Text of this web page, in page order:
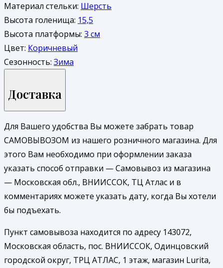
Материал стельки: Шерсть
Высота голенища: 15,5
Высота платформы: 3 см
Цвет: Коричневый
Сезонность: Зима
Доставка
Для Вашего удобства Вы можете забрать товар
САМОВЫВОЗОМ из нашего розничного магазина. Для
этого Вам необходимо при оформлении заказа
указать способ отправки — Самовывоз из магазина
— Московская обл., ВНИИССОК, ТЦ Атлас и в
комментариях можете указать дату, когда Вы хотели
бы подъехать.
Пункт самовывоза находится по адресу 143072,
Московская область, пос. ВНИИССОК, Одинцовский
городской округ, ТРЦ АТЛАС, 1 этаж, магазин Lurita,